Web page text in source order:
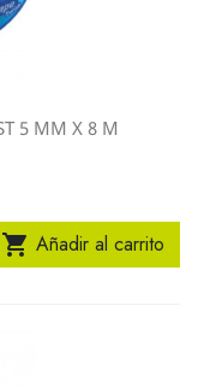
5 MM X 8 M
 Añadir al carrito